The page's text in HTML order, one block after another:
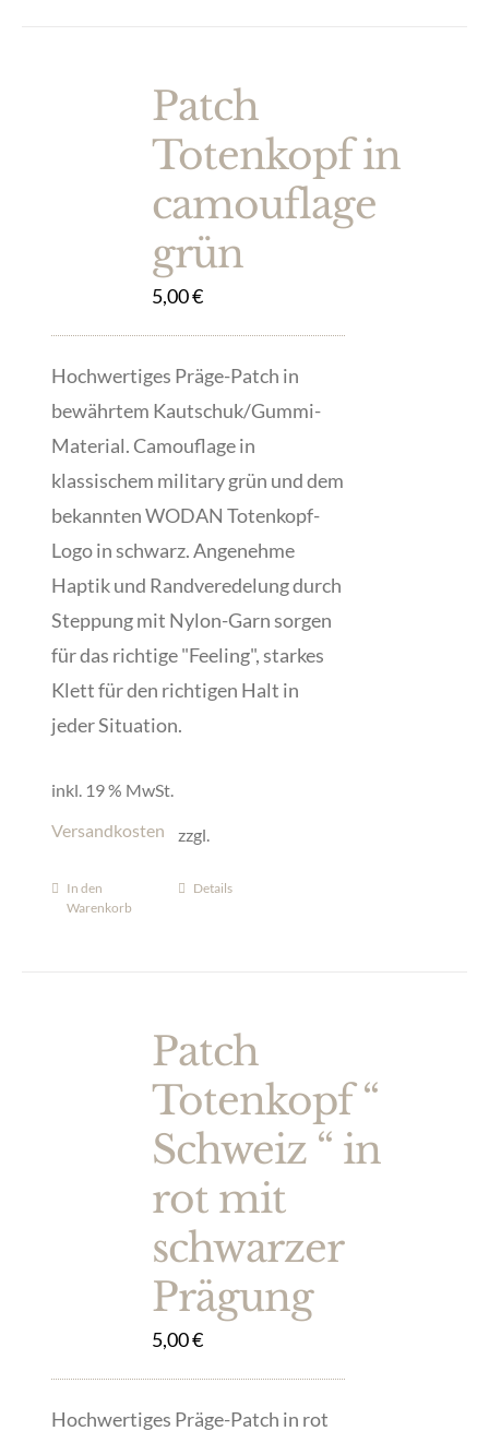
Patch
Totenkopf in
camouflage
grün
5,00€
Hochwertiges Präge-Patch in
bewährtem Kautschuk/Gummi-
Material. Camouflage in
klassischem military grün und dem
bekannten WODAN Totenkopf-
Logo in schwarz. Angenehme
Haptik und Randveredelung durch
Steppung mit Nylon-Garn sorgen
für das richtige "Feeling", starkes
Klett für den richtigen Halt in
jeder Situation.
inkl. 19 % MwSt.
zzgl.
Versandkosten
In den
Warenkorb
Details
Patch
Totenkopf “
Schweiz “ in
rot mit
schwarzer
Prägung
5,00€
Hochwertiges Präge-Patch in rot